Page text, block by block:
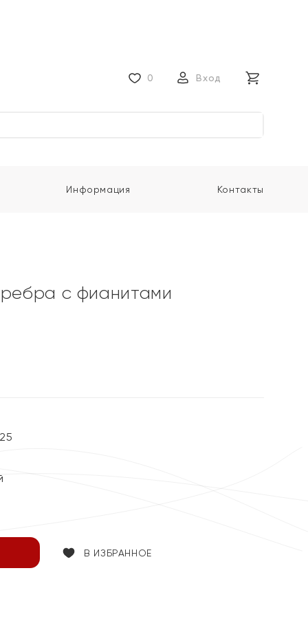
0 Вход
Информация Контакты
с фианитами
В ИЗБРАННОЕ